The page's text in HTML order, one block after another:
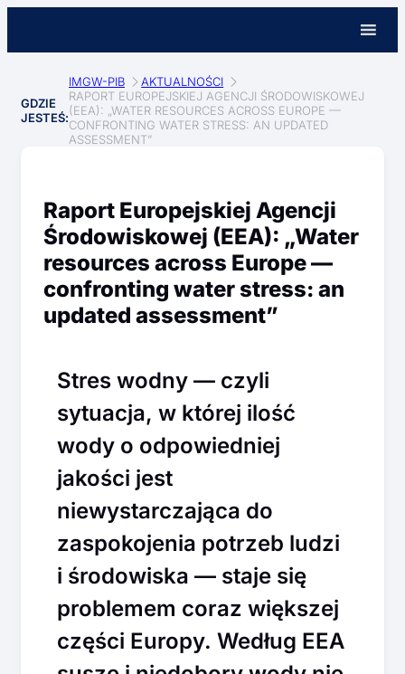
GDZIE
JESTEŚ:
IMGW-PIB
AKTUALNOŚCI
RAPORT EUROPEJSKIEJ AGENCJI ŚRODOWISKOWEJ
(EEA): „WATER RESOURCES ACROSS EUROPE —
CONFRONTING WATER STRESS: AN UPDATED
ASSESSMENT”
Raport Europejskiej Agencji
Środowiskowej (EEA): „Water
resources across Europe —
confronting water stress: an
updated assessment”
Stres wodny — czyli
sytuacja, w której ilość
wody o odpowiedniej
jakości jest
niewystarczająca do
zaspokojenia potrzeb ludzi
i środowiska — staje się
problemem coraz większej
części Europy. Według EEA